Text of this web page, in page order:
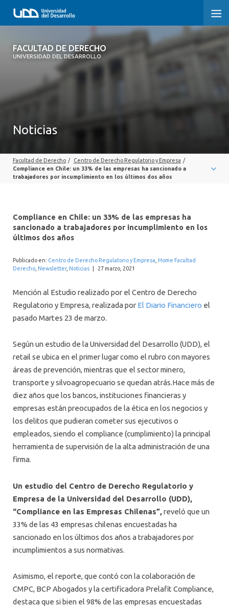
FACULTAD DE DERECHO
UNIVERSIDAD DEL DESARROLLO
FACULTAD DE DERECHO
SOBRE LA FACULTAD
PROFESORES
INTERNACIONAL
Noticias
Facultad de Derecho / Centro de Derecho Regulatorio y Empresa /
Compliance en Chile: un 33% de las empresas ha sancionado a
trabajadores por incumplimiento en los últimos dos años
Compliance en Chile: un 33% de las empresas ha
sancionado a trabajadores por incumplimiento en los
últimos dos años
Publicado en: Centro de Derecho Regulatorio y Empresa Home Facultad
Derecho Newsletter, Noticias 27 marzo, 2021
Mención al Estudio realizado por el Centro de Derecho
Regulatorio y Empresa, realizada por El Diario Financiero el
pasado Martes 23 de marzo.
Según un estudio de la Universidad del Desarrollo (UDD), el
retail se ubica en el primer lugar como el rubro con mayores
áreas de prevención, mientras que el sector minero,
transporte y silvoagropecuario se quedan atrás.Hace más de
diez años que los bancos, instituciones financieras y
empresas están preocupados de la ética en los negocios y
los delitos que pudieran cometer sus ejecutivos o
empleados, siendo el compliance (cumplimiento) la principal
herramienta de supervisión de la alta administración de una
firma.
Un estudio del Centro de Derecho Regulatorio y
Empresa de la Universidad del Desarrollo (UDD),
“Compliance en las Empresas Chilenas”,reveló que un
33% de las 43 empresas chilenas encuestadas ha
sancionado en los últimos dos años a trabajadores por
incumplimientos a sus normativas.
Asimismo, el reporte, que contó con la colaboración de
CMPC, BCP Abogados y la certificadora Prelafit Compliance,
destaca que si bien el 98% de las empresas encuestadas